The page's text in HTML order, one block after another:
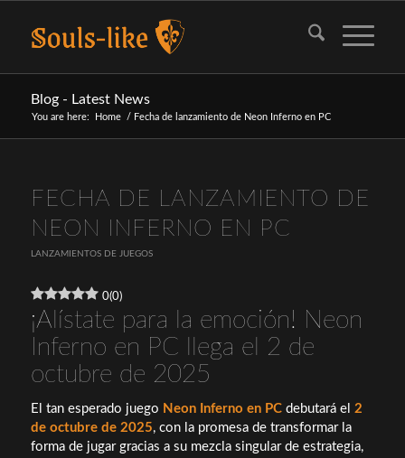
Blog - Latest News
You are here: Home / Fecha de lanzamiento de Neon Inferno en PC
FECHA DE LANZAMIENTO DE
NEON INFERNO EN PC
LANZAMIENTOS DE JUEGOS
0(0)
¡Alístate para la emoción! Neon
Inferno en PC llega el 2 de
octubre de 2025
El tan esperado juego Neon Inferno en PCdebutará el 2
de octubre de 2025, con la promesa de transformar la
forma de jugar gracias a su mezcla singular de estrategia,